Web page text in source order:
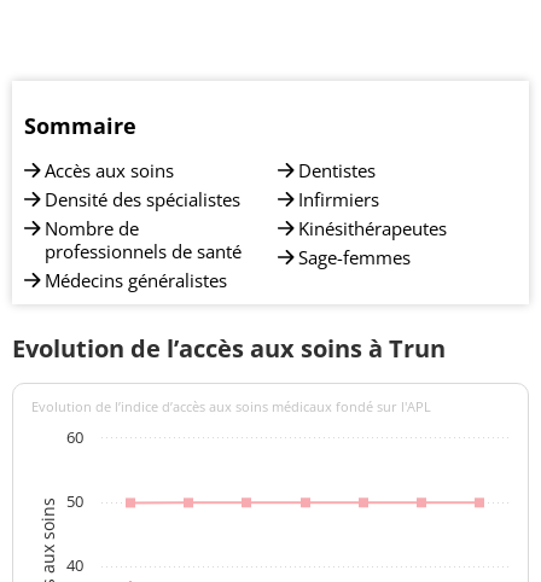
Sommaire
Accès aux soins
Densité des spécialistes
Nombre de
professionnels de santé
Médecins généralistes
Dentistes
Infirmiers
Kinésithérapeutes
Sage-femmes
Evolution de l’accès aux soins à Trun
Evolution de l’indice d’accès aux soins médicaux fondé sur l'APL
40
50
60